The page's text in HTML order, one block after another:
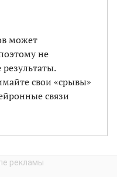
может
не
свои «срывы»
связи